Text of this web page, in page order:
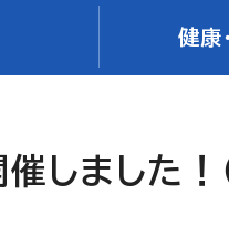
健康
しました！